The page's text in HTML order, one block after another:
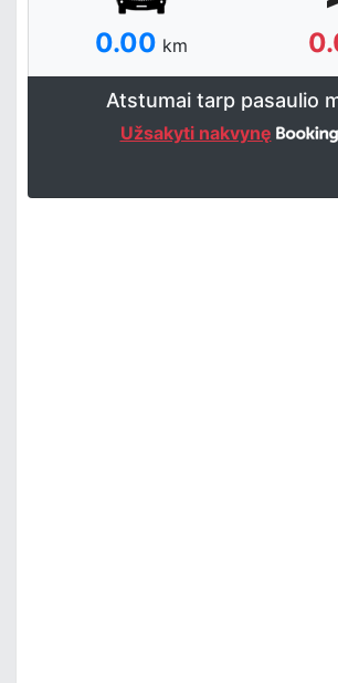
0.00 km
Atstumai tarp pasaulio
Užsakyti nakvynę